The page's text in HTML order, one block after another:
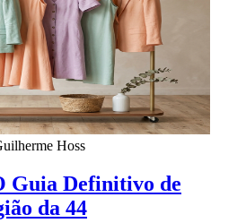
Hoss
Guia Definitivo de
da 44